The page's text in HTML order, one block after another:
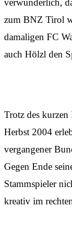
zum BNZ Tirol
damaligen FC
auch Hölzl den
Trotz des
Herbst 2004
vergangener
Gegen Ende
Stammspieler
kreativ im